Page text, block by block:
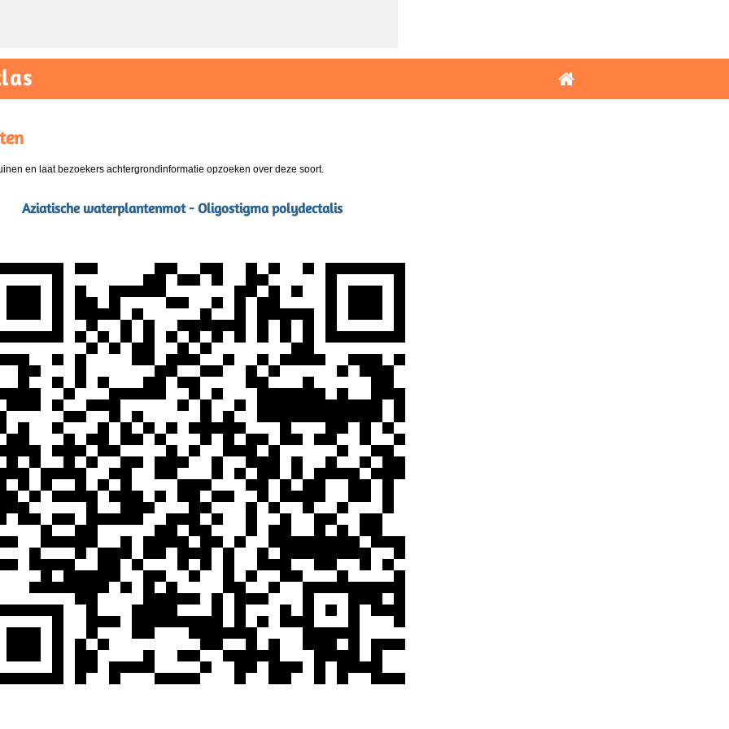
en laat bezoekers achtergrondinformatie opzoeken over deze soort.
Aziatische waterplantenmot - Oligostigma polydectalis